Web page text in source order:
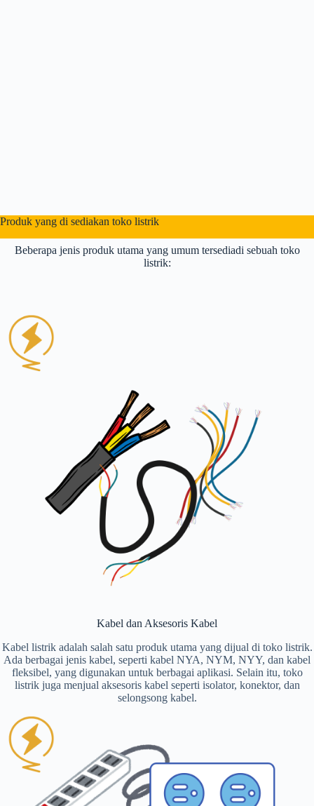
Produk yang di sediakan toko listrik
Beberapa jenis produk utama yang umum tersediadi sebuah toko
listrik:
Kabel dan Aksesoris Kabel
Kabel listrik adalah salah satu produk utama yang dijual di toko listrik.
Ada berbagai jenis kabel, seperti kabel NYA, NYM, NYY, dan kabel
fleksibel, yang digunakan untuk berbagai aplikasi. Selain itu, toko
listrik juga menjual aksesoris kabel seperti isolator, konektor, dan
selongsong kabel.